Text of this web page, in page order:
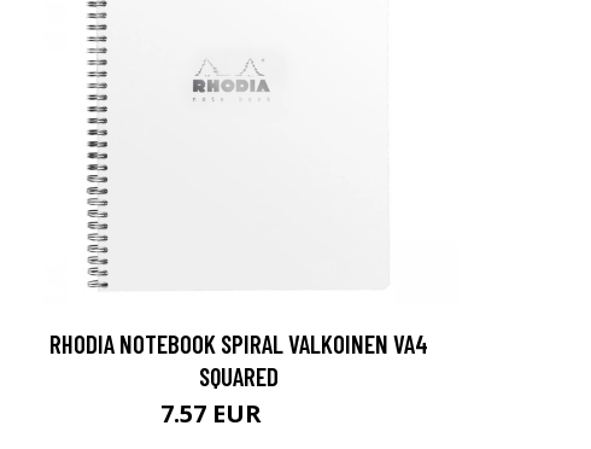
RHODIA NOTEBOOK SPIRAL VALKOINEN VA4
SQUARED
7.57 EUR